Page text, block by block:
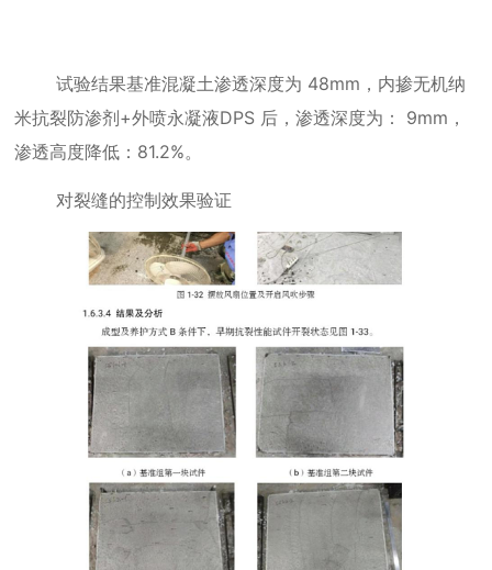
试验结果基准混凝土渗透深度为 48mm ，内掺无机纳
米抗裂防渗剂+外喷永凝液DPS 后，渗透深度为： 9mm ，
渗透高度降低： 81.2%。
对裂缝的控制效果验证